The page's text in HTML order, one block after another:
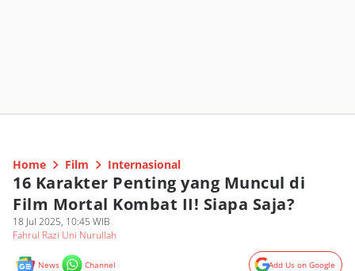
Home Film Internasional
16 Karakter Penting yang Muncul di
Film Mortal Kombat II! Siapa Saja?
18 Jul 2025, 10:45 WIB
Fahrul Razi Uni Nurullah
News Channel Add Us on Google